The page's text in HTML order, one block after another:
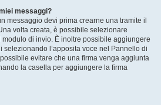
messaggi?
messaggio devi prima crearne una tramite il
volta creata, è possibile selezionare
modulo di invio. È inoltre possibile aggiungere
selezionando l’apposita voce nel Pannello di
evitare che una firma venga aggiunta
la casella per aggiungere la firma